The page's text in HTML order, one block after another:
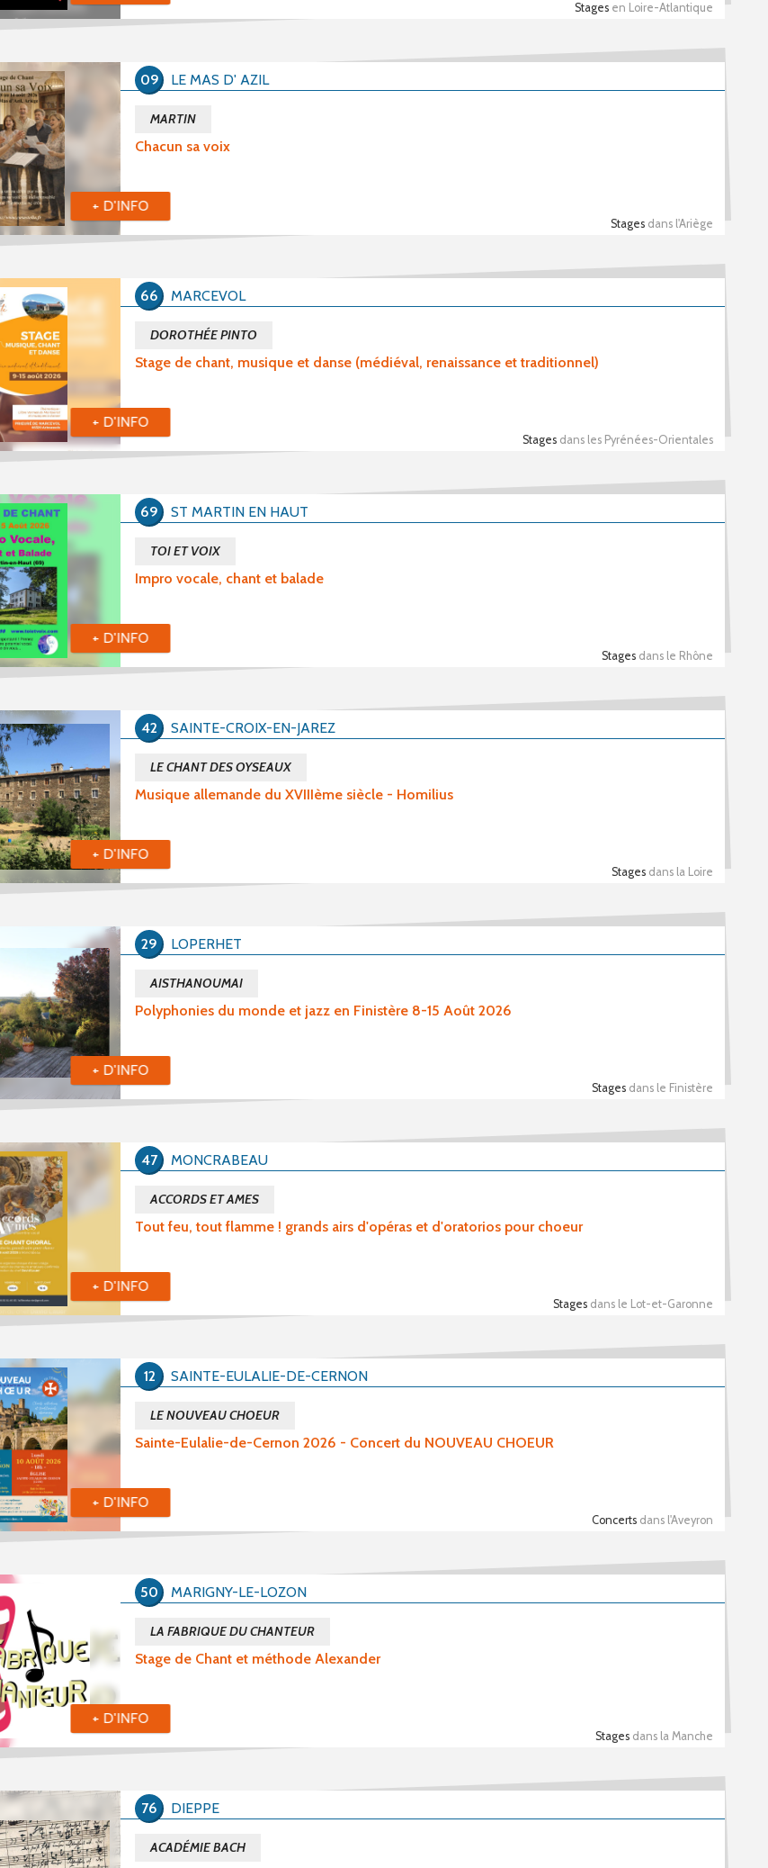
Stages en Loire-Atlantique
Chacun sa voix
MARTIN
Stages dans l'Ariège
LE MAS D' AZIL
09
+ D'INFO
Stage de chant, musique et danse (médiéval, renaissance et traditionnel)
DOROTHÉE PINTO
Stages dans les Pyrénées-Orientales
MARCEVOL
66
+ D'INFO
Impro vocale, chant et balade
TOI ET VOIX
Stages dans le Rhône
ST MARTIN EN HAUT
69
+ D'INFO
Musique allemande du XVIIIème siècle - Homilius
LE CHANT DES OYSEAUX
Stages dans la Loire
SAINTE-CROIX-EN-JAREZ
42
+ D'INFO
Polyphonies du monde et jazz en Finistère 8-15 Août 2026
AISTHANOUMAI
Stages dans le Finistère
LOPERHET
29
+ D'INFO
Tout feu, tout flamme ! grands airs d'opéras et d'oratorios pour choeur
ACCORDS ET AMES
Stages dans le Lot-et-Garonne
MONCRABEAU
47
+ D'INFO
Sainte-Eulalie-de-Cernon 2026 - Concert du NOUVEAU CHOEUR
LE NOUVEAU CHOEUR
Concerts dans l'Aveyron
SAINTE-EULALIE-DE-CERNON
12
+ D'INFO
Stage de Chant et méthode Alexander
LA FABRIQUE DU CHANTEUR
Stages dans la Manche
MARIGNY-LE-LOZON
50
+ D'INFO
ACADÉMIE BACH
DIEPPE
76